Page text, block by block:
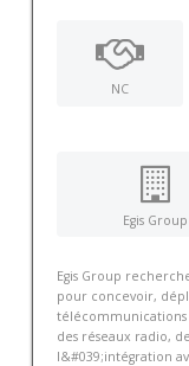
NC
Egis Group
Egis Group
pour concevoir,
télécommunications
des réseaux radio,
l&#039;intégration